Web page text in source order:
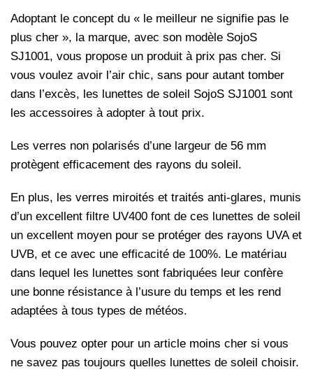
Adoptant le concept du « le meilleur ne signifie pas le
plus cher », la marque, avec son modèle SojoS
SJ1001, vous propose un produit à prix pas cher. Si
vous voulez avoir l’air chic, sans pour autant tomber
dans l’excès, les lunettes de soleil SojoS SJ1001 sont
les accessoires à adopter à tout prix.
Les verres non polarisés d’une largeur de 56 mm
protègent efficacement des rayons du soleil.
En plus, les verres miroités et traités anti-glares, munis
d’un excellent filtre UV400 font de ces lunettes de soleil
un excellent moyen pour se protéger des rayons UVA et
UVB, et ce avec une efficacité de 100%. Le matériau
dans lequel les lunettes sont fabriquées leur confère
une bonne résistance à l’usure du temps et les rend
adaptées à tous types de météos.
Vous pouvez opter pour un article moins cher si vous
ne savez pas toujours quelles lunettes de soleil choisir.